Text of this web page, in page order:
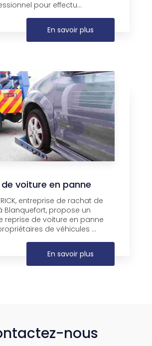
pour effectu...
En savoir plus
de voiture en panne
entreprise de rachat de
Blanquefort, propose un
reprise de voiture en panne
de véhicules ...
En savoir plus
nous